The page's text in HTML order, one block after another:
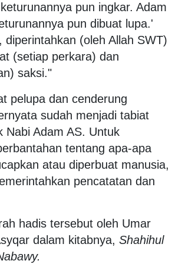
pun ingkar. Adam
pun dibuat lupa.'
diperintahkan (oleh Allah SWT)
(setiap perkara) dan
saksi."
pelupa dan cenderung
sudah menjadi tabiat
Nabi Adam AS. Untuk
tentang apa-apa
atau diperbuat manusia,
pencatatan dan
hadis tersebut oleh Umar
dalam kitabnya, Shahihul